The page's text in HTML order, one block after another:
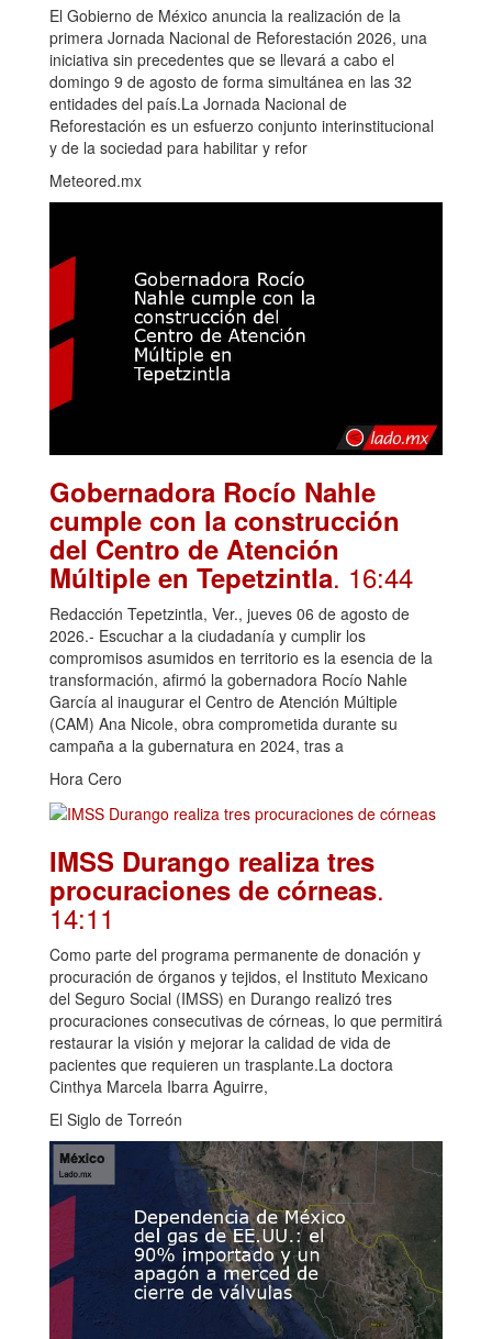
El Gobierno de México anuncia la realización de la
primera Jornada Nacional de Reforestación 2026, una
iniciativa sin precedentes que se llevará a cabo el
domingo 9 de agosto de forma simultánea en las 32
entidades del país.La Jornada Nacional de
Reforestación es un esfuerzo conjunto interinstitucional
y de la sociedad para habilitar y refor
Meteored.mx
Gobernadora Rocío Nahle
cumple con la construcción
del Centro de Atención
Múltiple en Tepetzintla. 16:44
Redacción Tepetzintla, Ver., jueves 06 de agosto de
2026.- Escuchar a la ciudadanía y cumplir los
compromisos asumidos en territorio es la esencia de la
transformación, afirmó la gobernadora Rocío Nahle
García al inaugurar el Centro de Atención Múltiple
(CAM) Ana Nicole, obra comprometida durante su
campaña a la gubernatura en 2024, tras a
Hora Cero
IMSS Durango realiza tres
procuraciones de córneas.
14:11
Como parte del programa permanente de donación y
procuración de órganos y tejidos, el Instituto Mexicano
del Seguro Social (IMSS) en Durango realizó tres
procuraciones consecutivas de córneas, lo que permitirá
restaurar la visión y mejorar la calidad de vida de
pacientes que requieren un trasplante.La doctora
Cinthya Marcela Ibarra Aguirre,
El Siglo de Torreón